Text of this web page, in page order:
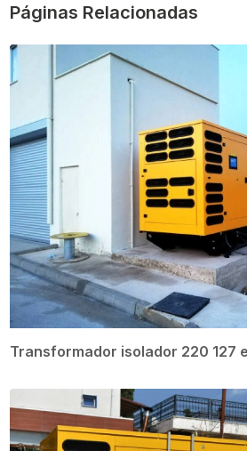
Páginas Relacionadas
Transformador isolador 220 127